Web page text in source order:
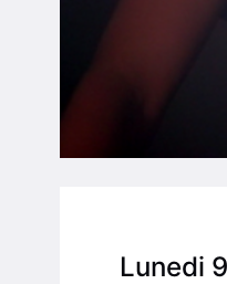
Lunedi